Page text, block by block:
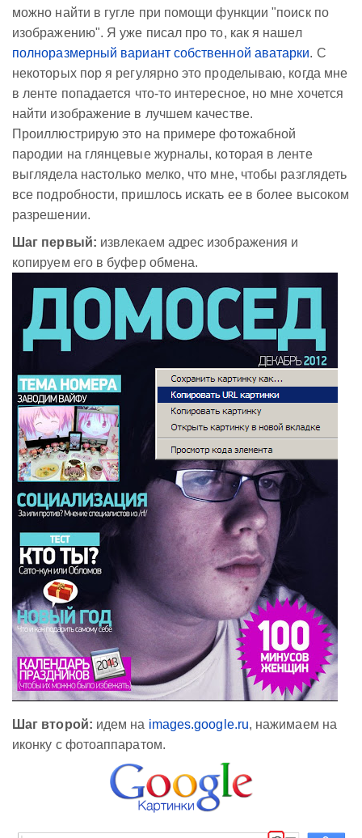
можно найти в гугле при помощи функции "поиск по
изображению". Я уже писал про то, как я нашел
полноразмерный вариант собственной аватарки. С
некоторых пор я регулярно это проделываю, когда мне
в ленте попадается что-то интересное, но мне хочется
найти изображение в лучшем качестве.
Проиллюстрирую это на примере фотожабной
пародии на глянцевые журналы, которая в ленте
выглядела настолько мелко, что мне, чтобы разглядеть
все подробности, пришлось искать ее в более высоком
разрешении.
Шаг первый: извлекаем адрес изображения и
копируем его в буфер обмена.
Шаг второй: идем на images.google.ru, нажимаем на
иконку с фотоаппаратом.